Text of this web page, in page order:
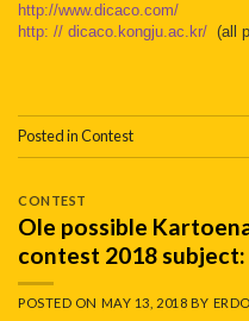
http://www.dicaco.com/
http: // dicaco.kongju.ac.kr/ (all
Posted inContest
CONTEST
Ole possible
contest 2018
POSTED ON MAY 13, 2018 BY